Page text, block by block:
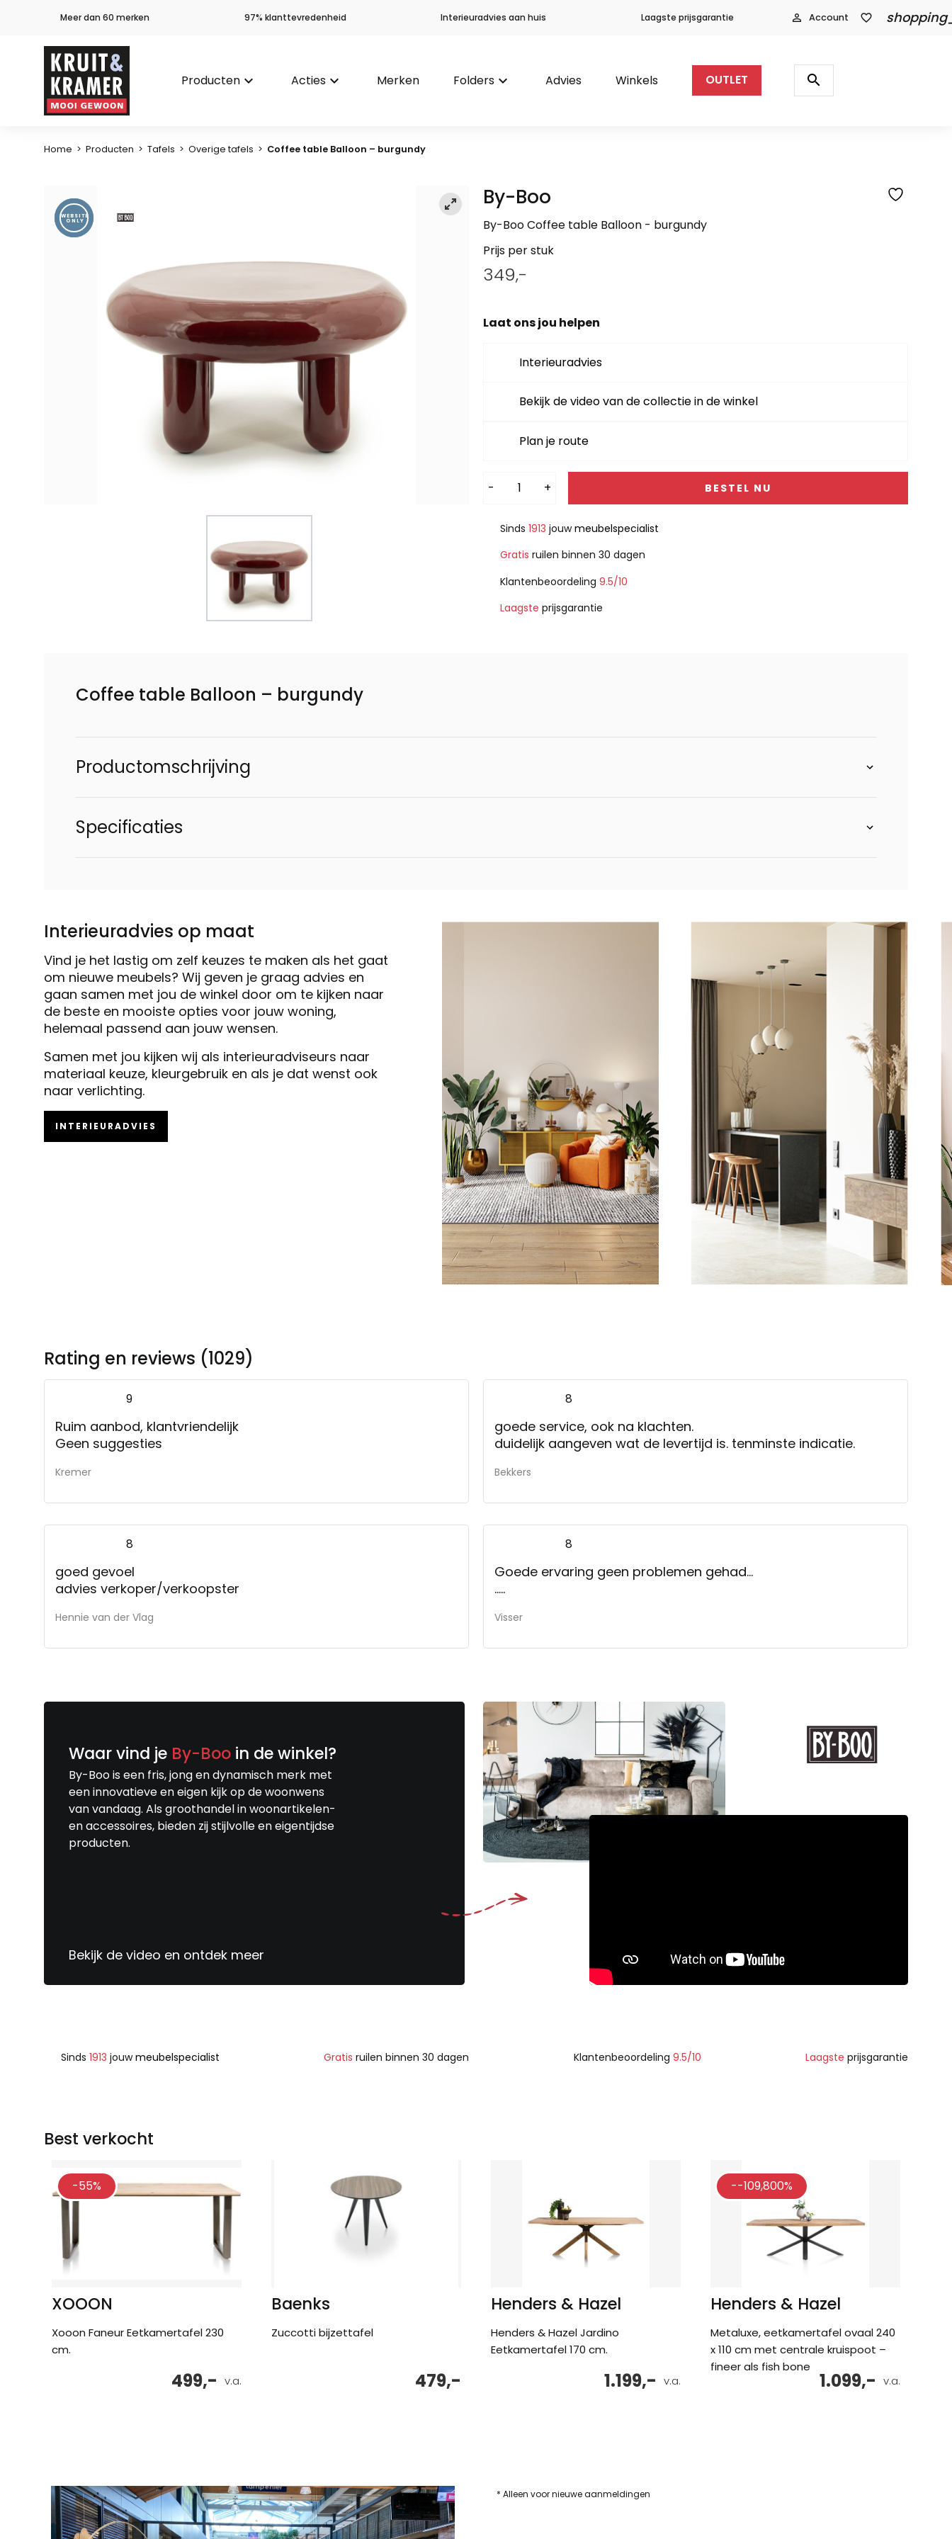
Meer dan 60 merken 97% klanttevredenheid Interieuradvies aan huis Laagste prijsgarantie person_outline Account favorite_border
Producten keyboard_arrow_down Acties keyboard_arrow_down Merken Folders keyboard_arrow_down Advies Winkels OUTLET
Producten
zoeken
search
Home > Producten > Tafels > Overige tafels > Coffee table Balloon – burgundy
WEBSITE
ONLY
By-Boo
By-Boo Coffee table Balloon - burgundy
Prijs per stuk
349,-
Laat ons jou helpen
Interieuradvies
Bekijk de video van de collectie in de winkel
Plan je route
- + BESTEL NU
Alternative:
Sinds 1913 jouwmeubelspecialist
Gratis ruilen binnen 30 dagen
Klantenbeoordeling 9.5/10
Laagste prijsgarantie
Coffee table Balloon – burgundy
Productomschrijving
Specificaties
Interieuradvies op maat
Vind je het lastig om zelf keuzes te maken als het gaat
om nieuwe meubels? Wij geven je graag advies en
gaan samen met jou de winkel door om te kijken naar
de beste en mooiste opties voor jouw woning,
helemaal passend aan jouw wensen.
Samen met jou kijken wij als interieuradviseurs naar
materiaal keuze, kleurgebruik en als je dat wenst ook
naar verlichting.
INTERIEURADVIES
Rating en reviews (1029)
9
Ruim aanbod, klantvriendelijk
Geen suggesties
Kremer
8
goede service, ook na klachten.
duidelijk aangeven wat de levertijd is. tenminste indicatie.
Bekkers
8
goed gevoel
advies verkoper/verkoopster
Hennie van der Vlag
8
Goede ervaring geen problemen gehad...
.....
Visser
Waar vind je By-Boo in de winkel?
By-Boo is een fris, jong en dynamisch merk met
een innovatieve en eigen kijk op de woonwens
van vandaag. Als groothandel in woonartikelen-
en accessoires, bieden zij stijlvolle en eigentijdse
producten.
Bekijk de video en ontdek meer
Sinds 1913 jouwmeubelspecialist Gratis ruilen binnen 30 dagen Klantenbeoordeling 9.5/10 Laagste prijsgarantie
Best verkocht
-55%
XOOON
Xooon Faneur Eetkamertafel 230
cm.
v.a.
499,-
Baenks
Zuccotti bijzettafel
479,-
Henders & Hazel
Henders & Hazel Jardino
Eetkamertafel 170 cm.
v.a.
1.199,-
--109,800%
Henders & Hazel
Metaluxe, eetkamertafel ovaal 240
x 110 cm met centrale kruispoot –
fineer als fish bone
v.a.
1.099,-
* Alleen voor nieuwe aanmeldingen